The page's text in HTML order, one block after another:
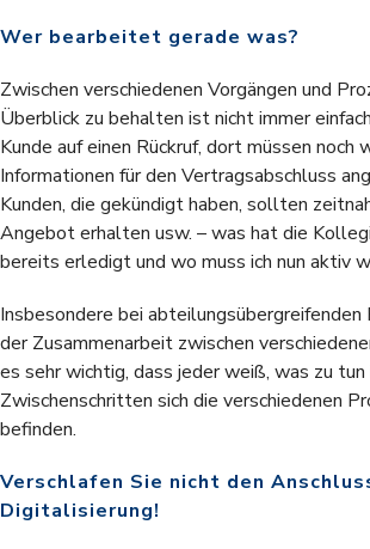
Wer bearbeitet gerade was?
Zwischen verschiedenen Vorgängen und
Überblick zu behalten ist nicht immer
Kunde auf einen Rückruf, dort müssen noch
Informationen für den Vertragsabschluss
Kunden, die gekündigt haben, sollten
Angebot erhalten usw. – was hat die
bereits erledigt und wo muss ich nun aktiv
Insbesondere bei abteilungsübergreifenden
der Zusammenarbeit zwischen
es sehr wichtig, dass jeder weiß, was zu
Zwischenschritten sich die verschiedenen
befinden.
Verschlafen Sie nicht den
Digitalisierung!